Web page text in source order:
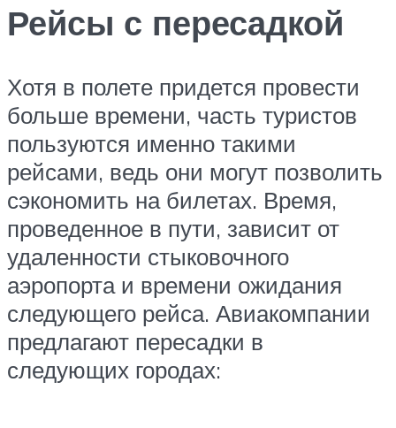
Рейсы с пересадкой
Хотя в полете придется провести
больше времени, часть туристов
пользуются именно такими
рейсами, ведь они могут позволить
сэкономить на билетах. Время,
проведенное в пути, зависит от
удаленности стыковочного
аэропорта и времени ожидания
следующего рейса. Авиакомпании
предлагают пересадки в
следующих городах: